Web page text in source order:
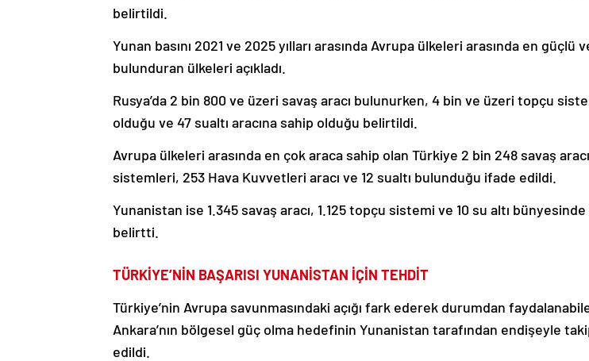
belirtildi.
Yunan basını 2021 ve 2025 yılları arasında Avrupa ülkeleri arasında en güçlü
bulunduran ülkeleri açıkladı.
Rusya’da 2 bin 800 ve üzeri savaş aracı bulunurken, 4 bin ve üzeri topçu
olduğu ve 47 sualtı aracına sahip olduğu belirtildi.
Avrupa ülkeleri arasında en çok araca sahip olan Türkiye 2 bin 248 savaş
sistemleri, 253 Hava Kuvvetleri aracı ve 12 sualtı bulunduğu ifade edildi.
Yunanistan ise 1.345 savaş aracı, 1.125 topçu sistemi ve 10 su altı bünyesinde
belirtti.
TÜRKİYE’NİN BAŞARISI YUNANİSTAN İÇİN TEHDİT
Türkiye’nin Avrupa savunmasındaki açığı fark ederek durumdan
Ankara’nın bölgesel güç olma hedefinin Yunanistan tarafından endişeyle
edildi.